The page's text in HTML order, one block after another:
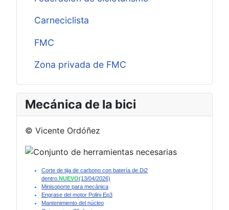
Carneciclista
FMC
Zona privada de FMC
Mecánica de la bici
© Vicente Ordóñez
Corte de tija de carbono con batería de Di2
dentro. NUEVO(13/04/2026)
Minisoporte para mecánica
Engrase del motor Polini Ep3
Mantenimiento del núcleo